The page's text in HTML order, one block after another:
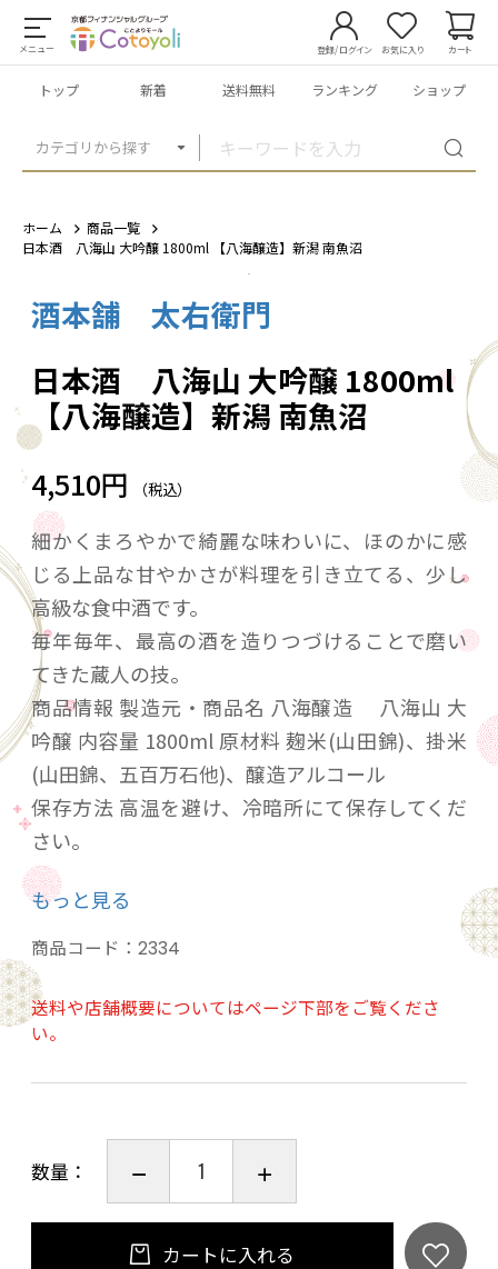
メニュー
カテゴリから探す
登録/ログイン お気に入り カート
トップ 新着 送料無料 ランキング ショップ
ホーム
商品一覧
日本酒 八海山 大吟醸 1800ml 【八海醸造】新潟 南魚沼
酒本舗 太右衛門
日本酒 八海山 大吟醸 1800ml
【八海醸造】新潟 南魚沼
4,510円 （税込）
細かくまろやかで綺麗な味わいに、ほのかに感
じる上品な甘やかさが料理を引き立てる、少し
高級な食中酒です。
毎年毎年、最高の酒を造りつづけることで磨い
てきた蔵人の技。
商品情報 製造元・商品名 八海醸造 八海山 大
吟醸 内容量 1800ml 原材料 麹米(山田錦)、掛米
(山田錦、五百万石他)、醸造アルコール
保存方法 高温を避け、冷暗所にて保存してくだ
さい。
アルコール度数 15.5度
酸度 1.2
日本酒度 +5
精米歩合 45％
仕込み水に使用する「雷電様の清水」は八海山
系の伏流水です。 八海山ならではの透明感のあ
で丁寧につくられた麹を用いり、 最高の道具と
長年の修練で身につけた技術を駆使し、 できう
る限りの人為を 尽くした酒づくり・・・ それが
八海醸造の日本酒づくりです。
もっと見る
商品コード： 2334
送料や店舗概要についてはページ下部をご覧くださ
い。
数量：
カートに入れる